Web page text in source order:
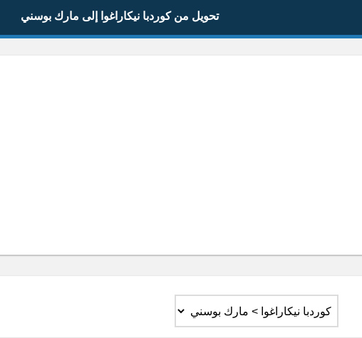
تحويل من كوردبا نيكاراغوا إلى مارك بوسني